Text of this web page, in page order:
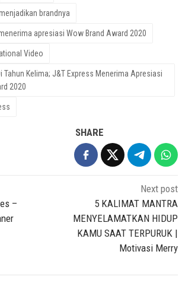
brandnya
apresiasi Wow Brand Award 2020
Video
Tahun Kelima; J&T Express Menerima Apresiasi
2020
SHARE
–
Next post
5 KALIMAT MANTRA
MENYELAMATKAN HIDUP
KAMU SAAT TERPURUK |
Motivasi Merry